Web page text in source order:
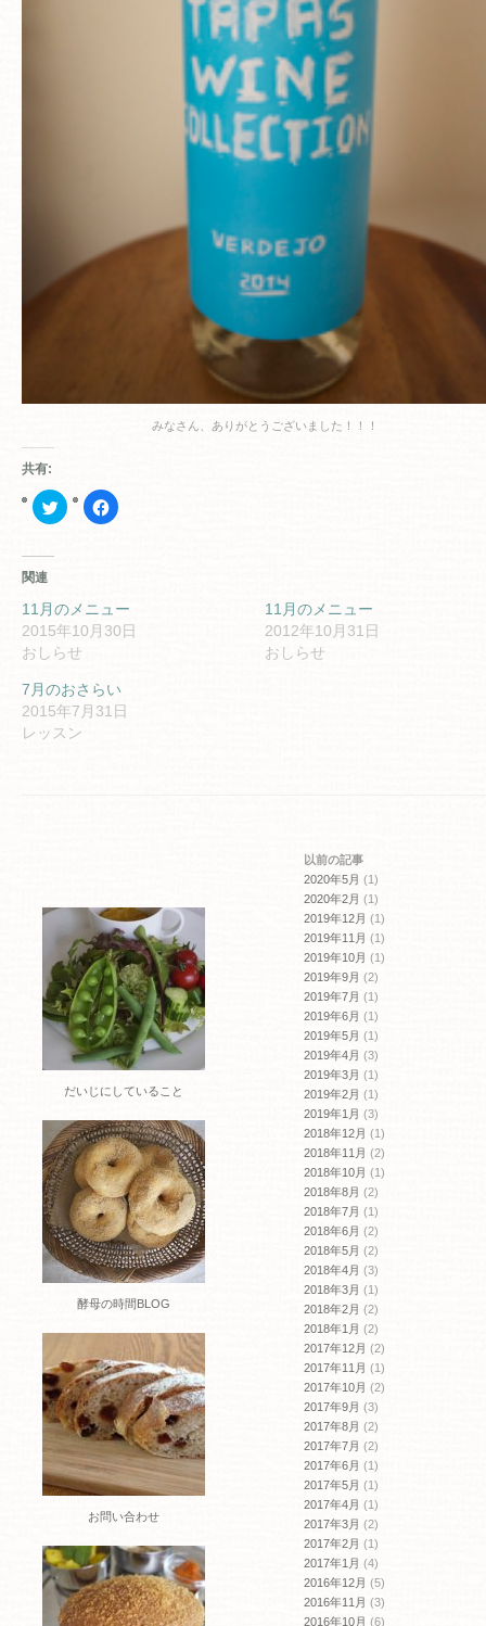
みなさん、ありがとうございました！！！
共有:
ク
リ
共
有
(新
し
い
ィ
ン
ド
ウ
で
Facebook
で
ク
リ
ッ
く
だ
さ
い
関連
11月のメニュー
2015年10月30日
おしらせ
11月のメニュー
2012年10月31日
おしらせ
7月のおさらい
2015年7月31日
レッスン
だいじにしていること
酵母の時間BLOG
お問い合わせ
以前の記事
2020年5月 (1)
2020年2月 (1)
2019年12月 (1)
2019年11月 (1)
2019年10月 (1)
2019年9月 (2)
2019年7月 (1)
2019年6月 (1)
2019年5月 (1)
2019年4月 (3)
2019年3月 (1)
2019年2月 (1)
2019年1月 (3)
2018年12月 (1)
2018年11月 (2)
2018年10月 (1)
2018年8月 (2)
2018年7月 (1)
2018年6月 (2)
2018年5月 (2)
2018年4月 (3)
2018年3月 (1)
2018年2月 (2)
2018年1月 (2)
2017年12月 (2)
2017年11月 (1)
2017年10月 (2)
2017年9月 (3)
2017年8月 (2)
2017年7月 (2)
2017年6月 (1)
2017年5月 (1)
2017年4月 (1)
2017年3月 (2)
2017年2月 (1)
2017年1月 (4)
2016年12月 (5)
2016年11月 (3)
2016年10月 (6)